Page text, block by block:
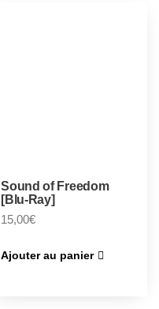
Sound of Freedom
[Blu-Ray]
15,00€
Ajouter au panier